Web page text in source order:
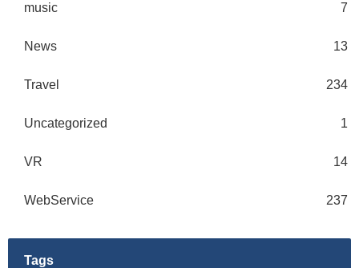
music 7
News 13
Travel 234
Uncategorized 1
VR 14
WebService 237
Tags